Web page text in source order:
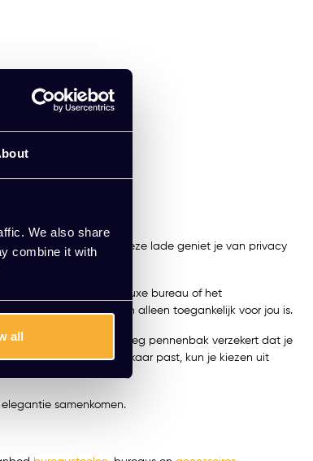
We also share
combine it with
all
laat slingeren. Met deze lade geniet je van privacy
zoals het elegante luxe bureau of het
ook dat alles veilig en alleen toegankelijk voor jou is.
diepte van 30cm. De inleg pennenbak verzekert dat je
is dat alles bij elkaar past, kun je kiezen uit
samenkomen.